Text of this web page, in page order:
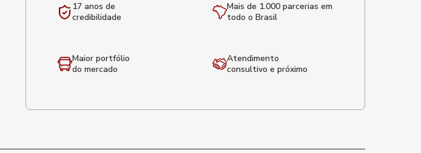
17 anos de
credibilidade
Mais de 1.000 parcerias em
todo o Brasil
Maior portfólio
do mercado
Atendimento
consultivo e próximo